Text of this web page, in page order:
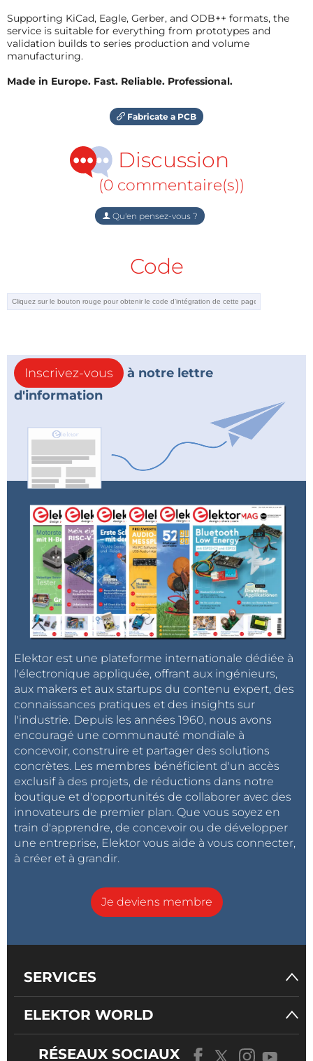
Supporting KiCad, Eagle, Gerber, and ODB++ formats, the
service is suitable for everything from prototypes and
validation builds to series production and volume
manufacturing.
Made in Europe. Fast. Reliable. Professional.
Fabricate a PCB
Discussion
(0 commentaire(s))
Qu'en pensez-vous ?
Code
Inscrivez-vous
à notre lettre
d'information
Elektor est une plateforme internationale dédiée à
l'électronique appliquée, offrant aux ingénieurs,
aux makers et aux startups du contenu expert, des
connaissances pratiques et des insights sur
l'industrie. Depuis les années 1960, nous avons
encouragé une communauté mondiale à
concevoir, construire et partager des solutions
concrètes. Les membres bénéficient d'un accès
exclusif à des projets, de réductions dans notre
boutique et d'opportunités de collaborer avec des
innovateurs de premier plan. Que vous soyez en
train d'apprendre, de concevoir ou de développer
une entreprise, Elektor vous aide à vous connecter,
à créer et à grandir.
Je deviens membre
SERVICES
ELEKTOR WORLD
RÉSEAUX SOCIAUX